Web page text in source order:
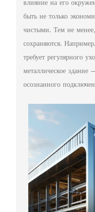
влияние на его
быть не только
чистыми. Тем не
сохраняются.
требует регулярного
металлическое здание
осознанного